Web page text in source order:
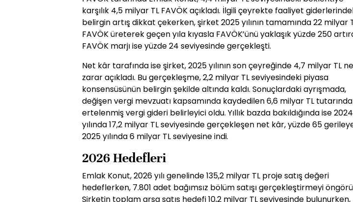
karşılık 4,5 milyar TL FAVÖK açıkladı. İlgili çeyrekte faaliyet
belirgin artış dikkat çekerken, şirket 2025 yılının tamamında 22 milyar
FAVÖK üreterek geçen yıla kıyasla FAVÖK’ünü yaklaşık yüzde 250
FAVÖK marjı ise yüzde 24 seviyesinde gerçekleşti.
Net kâr tarafında ise şirket, 2025 yılının son çeyreğinde 4,7 milyar TL
zarar açıkladı. Bu gerçekleşme, 2,2 milyar TL seviyesindeki piyasa
konsensüsünün belirgin şekilde altında kaldı. Sonuçlardaki ayrışmada,
değişen vergi mevzuatı kapsamında kaydedilen 6,6 milyar TL
ertelenmiş vergi gideri belirleyici oldu. Yıllık bazda bakıldığında ise 2024
yılında 17,2 milyar TL seviyesinde gerçekleşen net kâr, yüzde 65
2025 yılında 6 milyar TL seviyesine indi.
2026 Hedefleri
Emlak Konut, 2026 yılı genelinde 135,2 milyar TL proje satış değeri
hedeflerken, 7.801 adet bağımsız bölüm satışı gerçekleştirmeyi
Şirketin toplam arsa satış hedefi 10,2 milyar TL seviyesinde bulunurken,